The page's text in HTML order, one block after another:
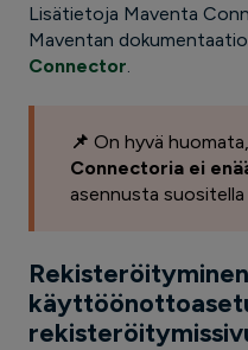
Lisätietoja Maventa
Maventan
Connector.
📌 On hyvä
Connectoria ei
asennusta suositella